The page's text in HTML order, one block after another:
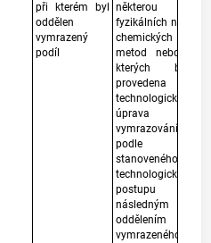
při kterém byl
oddělen
vymrazený
podíl
některou z
fyzikálních nebo
chemických
metod nebo u
kterých byla
provedena
technologická
úprava
vymrazování
podle
stanoveného
technologického
postupu s
následným
oddělením
vymrazeného